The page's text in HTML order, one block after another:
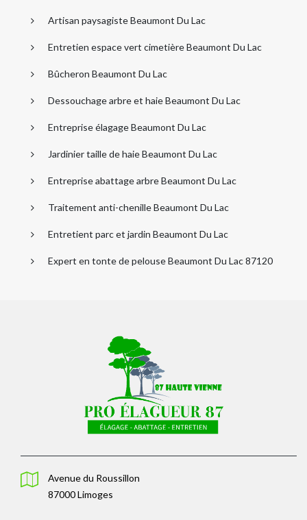
Artisan paysagiste Beaumont Du Lac
Entretien espace vert cimetière Beaumont Du Lac
Bûcheron Beaumont Du Lac
Dessouchage arbre et haie Beaumont Du Lac
Entreprise élagage Beaumont Du Lac
Jardinier taille de haie Beaumont Du Lac
Entreprise abattage arbre Beaumont Du Lac
Traitement anti-chenille Beaumont Du Lac
Entretient parc et jardin Beaumont Du Lac
Expert en tonte de pelouse Beaumont Du Lac 87120
Avenue du Roussillon
87000 Limoges